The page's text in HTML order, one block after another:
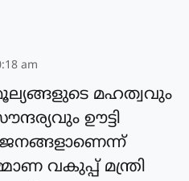
am
മഹത്വവും
ഊട്ടി
വകുപ്പ് മന്ത്രി